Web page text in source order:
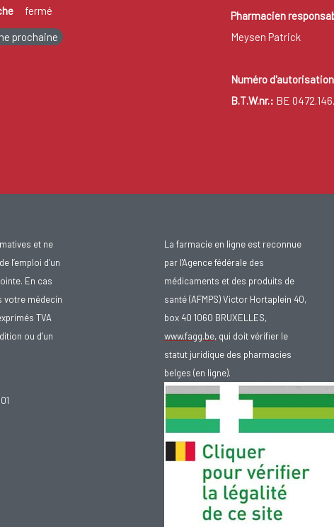
fermé
prochaine
Pharmacien
Meysen Patrick
Numéro
B.T.W.nr.: BE
et ne
l’emploi d’un
En cas
votre médecin
TVA
ou d’un
La farmacie en ligne est reconnue
par l'Agence fédérale des
médicaments et des produits de
santé (AFMPS) Victor Hortaplein 40,
box 40 1060 BRUXELLES,
www.fagg.be, qui doit vérifier le
statut juridique des pharmacies
belges (en ligne).